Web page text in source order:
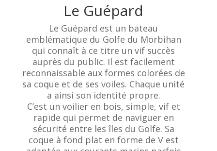
Le Guépard
Le Guépard est un bateau
emblématique du Golfe du Morbihan
qui connaît à ce titre un vif succès
auprès du public. Il est facilement
reconnaissable aux formes colorées de
sa coque et de ses voiles. Chaque unité
a ainsi son identité propre.
C’est un voilier en bois, simple, vif et
rapide qui permet de naviguer en
sécurité entre les îles du Golfe. Sa
coque à fond plat en forme de V est